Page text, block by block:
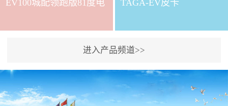
司成立于2021年7月，注册
资金1000万元，是北京润
司。 公司主要从事氢气
制、储、加、用的相关技
EV100城配领跑版81度电 TAGA-EV皮卡
进入产品频道>>